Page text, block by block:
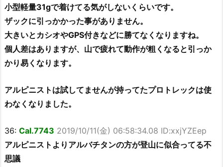
小型軽量31gで着けてる気がしないくらいです。
ザックに引っかかった事がありません。
大きいとカシオやGPS付きなどに勝てなくなりますね。
個人差はありますが、山で疲れて動作が粗くなると引っか
かり易くなります。
アルピニストは試してませんが持ってたプロトレックは使
わなくなりました。
36: Cal.7743 2019/10/11(金) 06:58:34.08 ID:xxjYZEep
アルピニストよりアルバチタンの方が登山に似合ってる不
思議